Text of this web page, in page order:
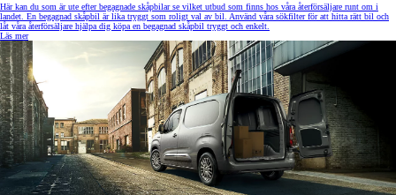
Här kan du som är ute efter begagnade skåpbilar se vilket utbud som finns hos våra återförsäljare runt om i
landet. En begagnad skåpbil är lika tryggt som roligt val av bil. Använd våra sökfilter för att hitta rätt bil och
låt våra återförsäljare hjälpa dig köpa en begagnad skåpbil tryggt och enkelt.
Läs mer